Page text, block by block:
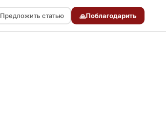
Предложить статью 🙏Поблагодарить